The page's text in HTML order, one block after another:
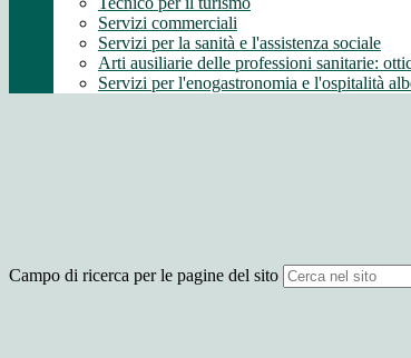
Servizi commerciali
Servizi per la sanità e l'assistenza sociale
Arti ausiliarie delle professioni sanitarie:
Servizi per l'enogastronomia e l'ospitalità
Campo di ricerca per le pagine del sito